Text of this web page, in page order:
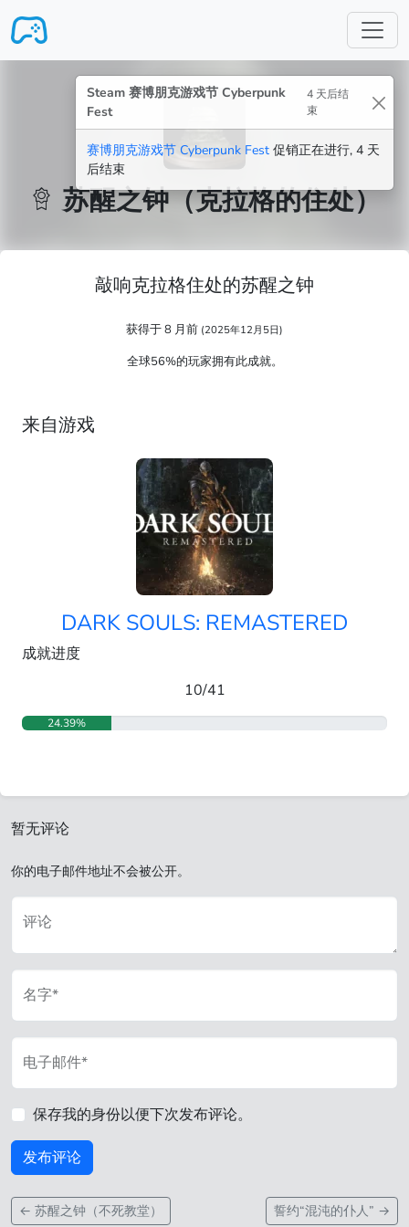
Steam 赛博朋克游戏节 Cyberpunk
Fest
4 天后结
束
赛博朋克游戏节 Cyberpunk Fest 促销正在进行, 4 天
后结束
苏醒之钟（克拉格的住处）
敲响克拉格住处的苏醒之钟
获得于 8 月前 (2025年12月5日)
全球56%的玩家拥有此成就。
来自游戏
DARK SOULS: REMASTERED
成就进度
10/41
24.39%
暂无评论
你的电子邮件地址不会被公开。
评论
名字*
电子邮件*
保存我的身份以便下次发布评论。
← 苏醒之钟（不死教堂） 誓约“混沌的仆人” →